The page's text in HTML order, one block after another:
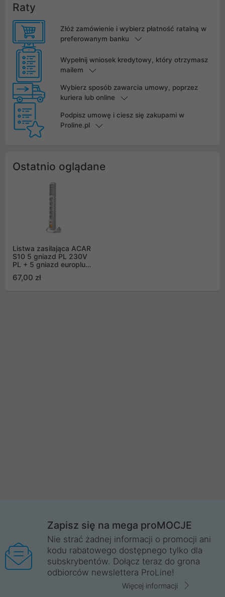
Raty
Złóż zamówienie i wybierz płatność ratalną w
preferowanym banku
Wypełnij wniosek kredytowy, który otrzymasz
mailem
Wybierz sposób zawarcia umowy, poprzez
kuriera lub online
Podpisz umowę i ciesz się zakupami w
Proline.pl
Ostatnio oglądane
Listwa zasilająca ACAR
S10 5 gniazd PL 230V
PL + 5 gniazd europlug
67,00 zł
Zapisz się na mega proMOCJE
Nie strać żadnej informacji o promocji ani
kodu rabatowego dostępnego tylko dla
subskrybentów. Dołącz teraz do grona
odbiorców newslettera ProLine!
Więcej informacji